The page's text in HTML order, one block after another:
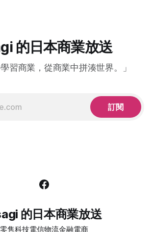
）這個角色，今年比去年竟然一口氣
其主要受眾正是成長增幅超過100％的歐美
觸及和「支出喚起」是兩件事
的日本商業放送
學習商業，從商業中拼湊世界。」
訂閱
的日本商業放送
零售科技電信物流金融電商